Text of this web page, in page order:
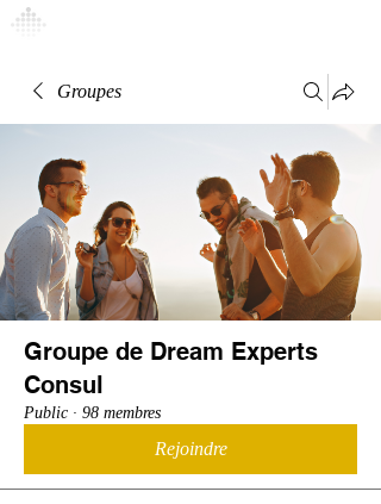
Groupes
Groupe de Dream Experts
Consul
Public · 98 membres
Rejoindre